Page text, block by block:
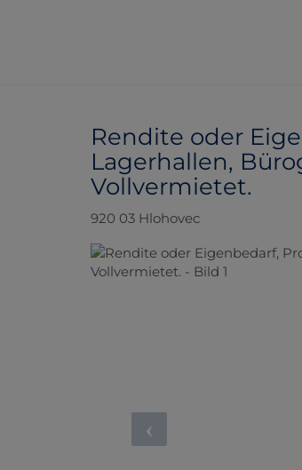
Rendite oder
Lagerhallen,
Vollvermietet.
920 03 Hlohovec